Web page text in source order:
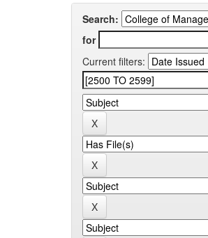
Search:
for
Current filters: